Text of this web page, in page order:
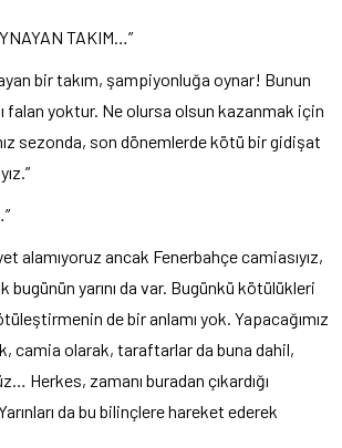
TAKIM…”
bir takım, şampiyonluğa oynar! Bunun
falan yoktur. Ne olursa olsun kazanmak için
sezonda, son dönemlerde kötü bir gidişat
alamıyoruz ancak Fenerbahçe camiasıyız,
bugünün yarını da var. Bugünkü kötülükleri
de bir anlamı yok. Yapacağımız
camia olarak, taraftarlar da buna dahil,
Herkes, zamanı buradan çıkardığı
da bu bilinçlere hareket ederek